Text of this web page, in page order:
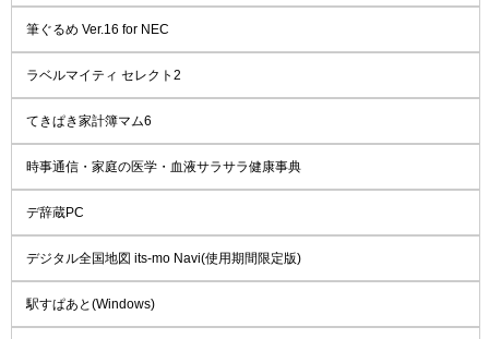
筆ぐるめ Ver.16 for NEC
ラベルマイティ セレクト2
てきぱき家計簿マム6
時事通信・家庭の医学・血液サラサラ健康事典
デ辞蔵PC
デジタル全国地図 its-mo Navi(使用期間限定版)
駅すぱあと(Windows)